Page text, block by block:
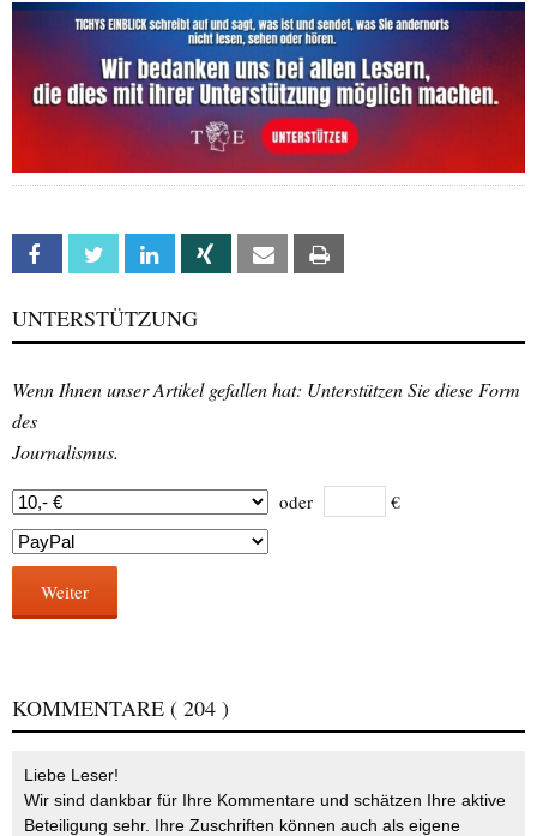
Facebook Twitter Linkedin Xing Email
UNTERSTÜTZUNG
Wenn Ihnen unser Artikel gefallen hat: Unterstützen Sie diese Form
des
Journalismus.
oder €
Weiter
KOMMENTARE ( 204 )
Liebe Leser!
Wir sind dankbar für Ihre Kommentare und schätzen Ihre aktive
Beteiligung sehr. Ihre Zuschriften können auch als eigene